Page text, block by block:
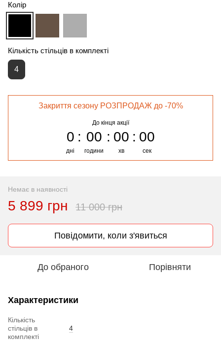
Колір
Кількість стільців в комплекті
4
Закриття сезону РОЗПРОДАЖ до -70%
До кінця акції
0
дні
00
години
00
хв
00
сек
Немає в наявності
5 899 грн 11 000 грн
Повідомити, коли з'явиться
До обраного Порівняти
Характеристики
Кількість
стільців в
комплекті
4